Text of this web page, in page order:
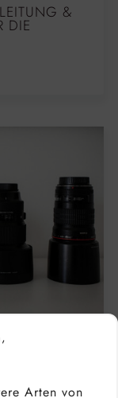
Arten von
&
DIE